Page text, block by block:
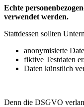
Echte
verwendet werden.
Stattdessen sollten
anonymisierte
fiktive Testdaten
Daten künstlich
Denn die DSGVO